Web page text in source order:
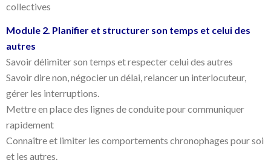
collectives
Module 2. Planifier et structurer son temps et celui des
autres
Savoir délimiter son temps et respecter celui des autres
Savoir dire non, négocier un délai, relancer un interlocuteur,
gérer les interruptions.
Mettre en place des lignes de conduite pour communiquer
rapidement
Connaître et limiter les comportements chronophages pour soi
et les autres.